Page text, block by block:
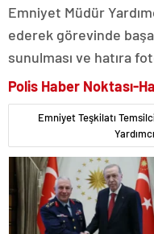
Emniyet Müdür
ederek görevinde
sunulması ve hatıra
Polis Haber Noktası-
Emniyet Teşkilatı